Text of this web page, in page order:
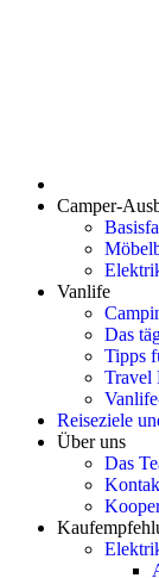
Camper-
Vanlife
Das
Tipps
Travel
Reiseziele
Über uns
Das